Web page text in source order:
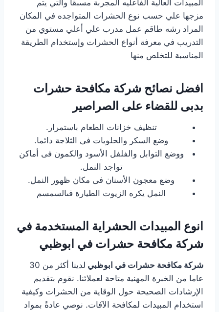
المبيدات العالية الفاعليه المجربة مسبقاً والتي يتم
مزجها علي حسب نوع الحشرات المتواجده في المكان
المراد رشه طاقم عمل مدرب علي أعلي مستوي من
التدريب في معرفة أنواع الحشرات وإستخدام الطريقة
المناسبة للتخلص منها
افضل نصائح شركة مكافحة حشرات
بدبى للقضاء على الصراصير
تنظيف خزانات الطعام باستمرار.
وضع السكر والحلويات فى الثلاجة دائما.
ووضع التوابل والفلفل الأسود والكمون فى أماكن
تواجد النمل.
وضع معجون الأسنان فى مكان ظهور النمل.
النمل يكره الزيوت الطيارة فىالسمسم
انوع المبيدات الحشراية المستخدمة في
شركة مكافحة حشرات في ابوظبي
شركة مكافحة حشرات في ابوظبي
لدينا أكثر من 30
عاما من الخبرة المهنية متاحة لعملائنا. نقوم بتقديم
الإرشادات الصحيحة حول الوقاية من الحشرات وكيفية
استخدام المبيدات لمكافحة الآفات. نوصي عادةً بمواد